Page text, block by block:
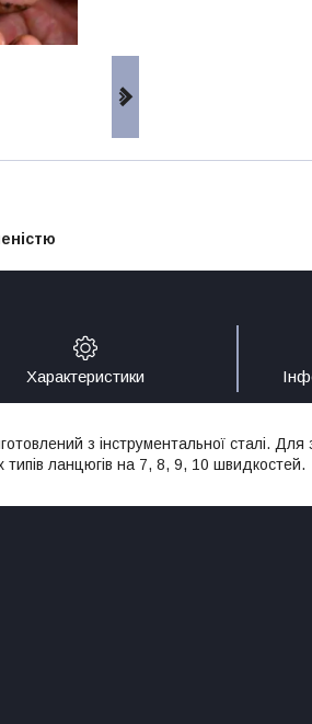
Характеристики
з інструментальної сталі. Для
ланцюгів на 7, 8, 9, 10 швидкостей.